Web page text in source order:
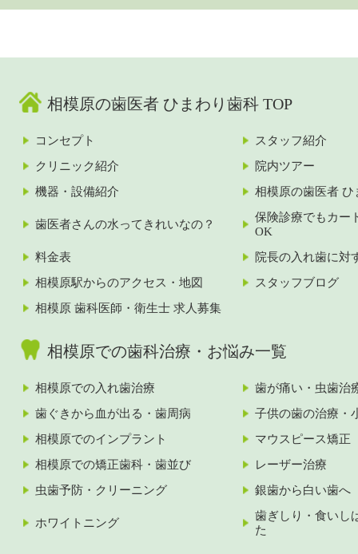
相模原の歯医者 ひまわり歯科 TOP
コンセプト
スタッフ紹介
クリニック紹介
院内ツアー
機器・設備紹介
相模原の歯医者 ひ
歯医者さんの水ってきれいなの？
保険診療でもカー
OK
料金表
院長の入れ歯に対
相模原駅からのアクセス・地図
スタッフブログ
相模原 歯科医師・衛生士 求人募集
相模原での歯科治療・お悩み一覧
相模原での入れ歯治療
歯が痛い・虫歯治
歯ぐきから血が出る・歯周病
子供の歯の治療・
相模原でのインプラント
マウスピース矯正
相模原での矯正歯科・歯並び
レーザー治療
虫歯予防・クリーニング
銀歯から白い歯へ
ホワイトニング
歯ぎしり・食いし
た